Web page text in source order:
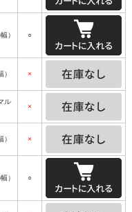
） ○
×
ル
×
×
） ○